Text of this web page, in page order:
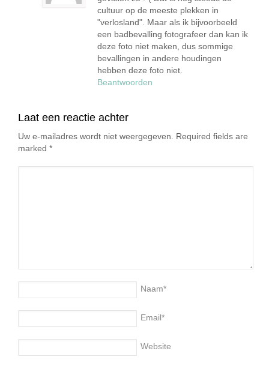
cultuur op de meeste plekken in
"verlosland". Maar als ik bijvoorbeeld
een badbevalling fotografeer dan kan ik
deze foto niet maken, dus sommige
bevallingen in andere houdingen
hebben deze foto niet.
Beantwoorden
Laat een reactie achter
Uw e-mailadres wordt niet weergegeven. Required fields are
marked *
Naam*
Email*
Website